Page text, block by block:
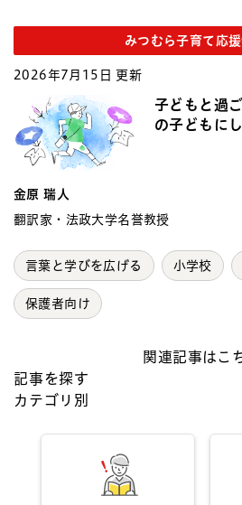
みつむら子育て応
2026年7月15日 更新
子どもと過
の子どもに
金原 瑞人
翻訳家・法政大学名誉教授
言葉と学びを広げる 小学校
保護者向け
関連記事はこ
記事を探す
カテゴリ別